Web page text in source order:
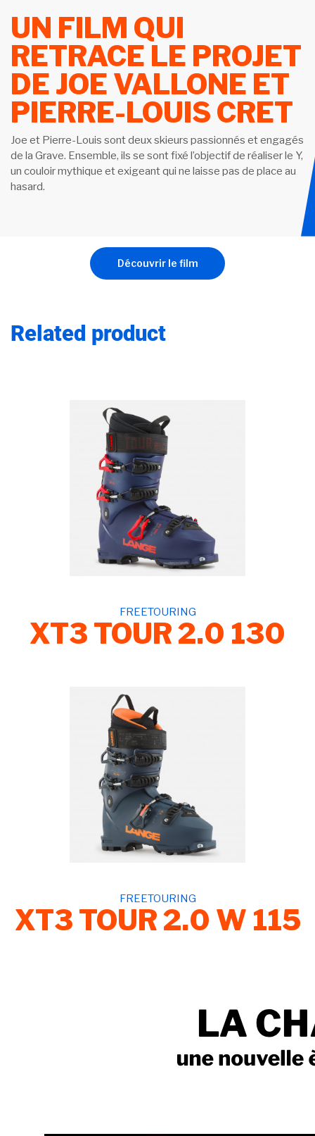
UN FILM QUI
RETRACE LE PROJET
DE JOE VALLONE ET
PIERRE-LOUIS CRET
Joe et Pierre-Louis sont deux skieurs passionnés et engagés
de la Grave. Ensemble, ils se sont fixé l’objectif de réaliser le Y,
un couloir mythique et exigeant qui ne laisse pas de place au
hasard.
Découvrir le film
Related product
FREETOURING
XT3 TOUR 2.0 130
FREETOURING
XT3 TOUR 2.0 W 115